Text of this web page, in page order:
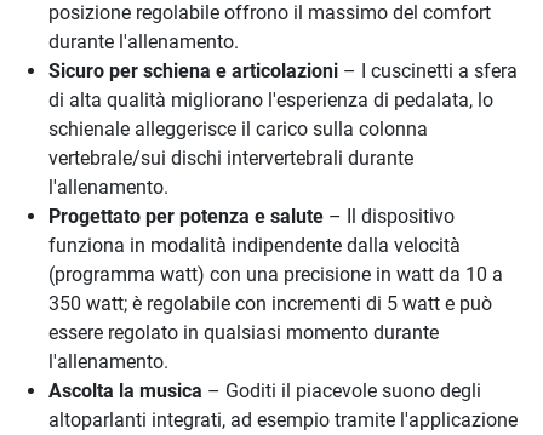
posizione regolabile offrono il massimo del comfort
durante l'allenamento.
Sicuro per schiena e articolazioni – I cuscinetti a sfera
di alta qualità migliorano l'esperienza di pedalata, lo
schienale alleggerisce il carico sulla colonna
vertebrale/sui dischi intervertebrali durante
l'allenamento.
Progettato per potenza e salute – Il dispositivo
funziona in modalità indipendente dalla velocità
(programma watt) con una precisione in watt da 10 a
350 watt; è regolabile con incrementi di 5 watt e può
essere regolato in qualsiasi momento durante
l'allenamento.
Ascolta la musica – Goditi il piacevole suono degli
altoparlanti integrati, ad esempio tramite l'applicazione